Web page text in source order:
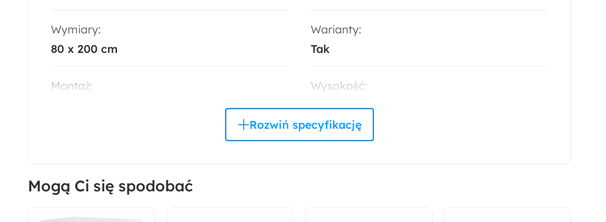
Wymiary:
80 x 200 cm
Warianty:
Tak
Montaż:
Wysokość:
23 cm
Powierzchnia spania:
Długość:
200 cm
Mogą Ci się spodobać